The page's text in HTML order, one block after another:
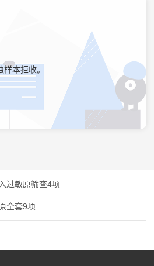
本拒收。
过敏原筛查4项
全套9项